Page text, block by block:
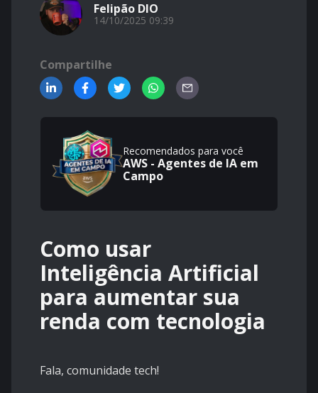
Felipão DIO
14/10/2025 09:39
Compartilhe
Recomendados para você
AWS - Agentes de IA em
Campo
Como usar
Inteligência Artificial
para aumentar sua
renda com tecnologia​
Fala, comunidade tech!